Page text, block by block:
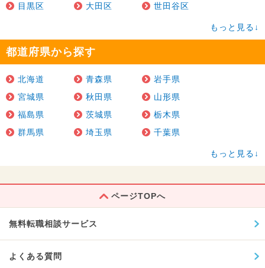
目黒区
大田区 世田谷区
もっと見る↓
都道府県から探す
北海道 青森県
岩手県
宮城県
秋田県
山形県
福島県
茨城県
栃木県
群馬県
埼玉県 千葉県
もっと見る↓
ページTOPへ
無料転職相談サービス
よくある質問